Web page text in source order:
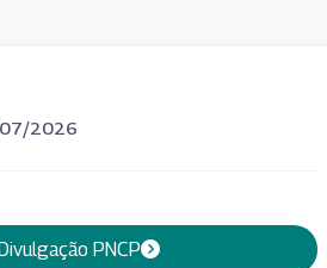
2026
PNCP